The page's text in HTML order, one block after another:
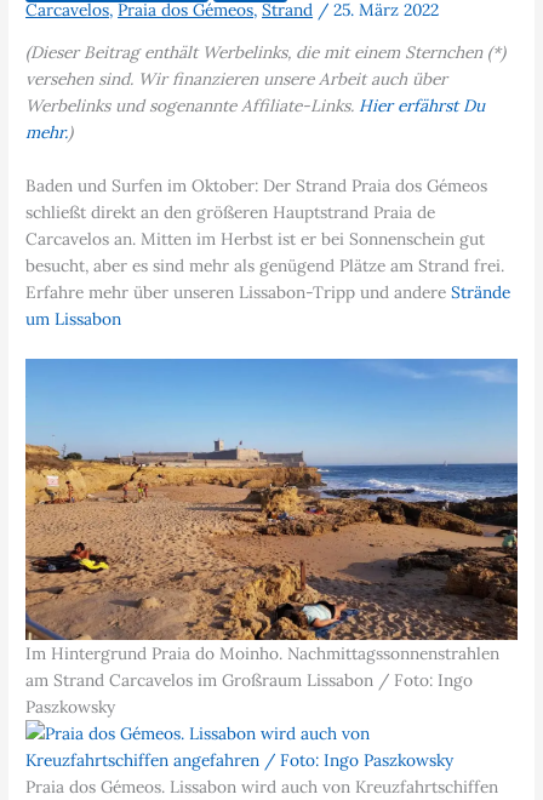
Carcavelos,Praia dos Gémeos,Strand /25. März 2022
(Dieser Beitrag enthält Werbelinks, die mit einem Sternchen (*)
versehen sind. Wir finanzieren unsere Arbeit auch über
Werbelinks und sogenannte Affiliate-Links. Hier erfährst Du
mehr.)
Baden und Surfen im Oktober: Der Strand Praia dos Gémeos
schließt direkt an den größeren Hauptstrand Praia de
Carcavelos an. Mitten im Herbst ist er bei Sonnenschein gut
besucht, aber es sind mehr als genügend Plätze am Strand frei.
Erfahre mehr über unseren Lissabon-Tripp und andereStrände
um Lissabon
Im Hintergrund Praia do Moinho. Nachmittagssonnenstrahlen
am Strand Carcavelos im Großraum Lissabon / Foto: Ingo
Paszkowsky
Praia dos Gémeos. Lissabon wird auch von Kreuzfahrtschiffen